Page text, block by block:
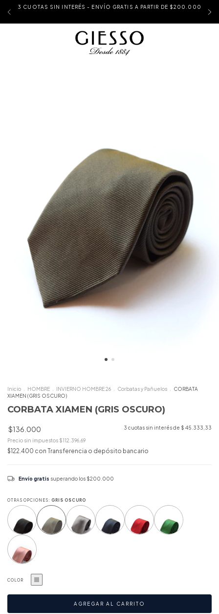
3 CUOTAS SIN INTERÉS - ENVÍO GRATIS A PARTIR DE $200.000
Inicio HOMBRE INVIERNO HOMBRE 26 Corbatas y Pañuelos
CORBATA
XIAMEN (GRIS OSCURO)
CORBATA XIAMEN (GRIS OSCURO)
$136.000 3 cuotas sin interés de $ 45.333,33
Precio sin impuestos $112.396,69
$122.400 con Transferencia o depósito bancario
Envío gratis superando los $200.000
OTRAS OPCIONES: GRIS OSCURO
COLOR